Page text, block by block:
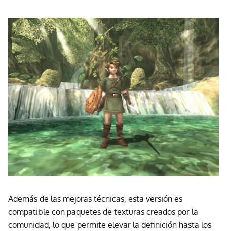
Además de las mejoras técnicas, esta versión es
compatible con paquetes de texturas creados por la
comunidad, lo que permite elevar la definición hasta los